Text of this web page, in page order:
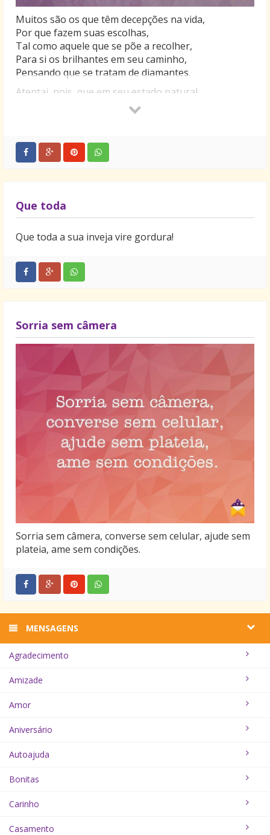
Muitos são os que têm decepções na vida,
Por que fazem suas escolhas,
Tal como aquele que se põe a recolher,
Para si os brilhantes em seu caminho,
Pensando que se tratam de diamantes.
Atentai, pois, que em seu estado natural,
Um diamante mais assemelha-se a um carvão,
Que toda
Que toda a sua inveja vire gordura!
Sorria sem câmera
Sorria sem câmera, converse sem celular, ajude sem
plateia, ame sem condições.
MENSAGENS
Agradecimento
Amizade
Amor
Aniversário
Autoajuda
Bonitas
Carinho
Casamento